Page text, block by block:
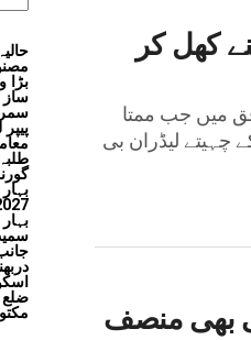
کھل کر
میں جب ممتا
چہیتے لیڈران بی
بھی منصف
بڑا
ساز
2027 تک رہے گی دیپک پرکاش
ضلع